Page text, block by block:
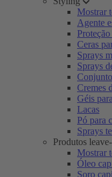
Mostrar
Agente
Ceras
Sprays
Sprays
Cremes
Géis
Lacas
Pó para
Sprays
Produtos
Mostrar
Óleo
Soro